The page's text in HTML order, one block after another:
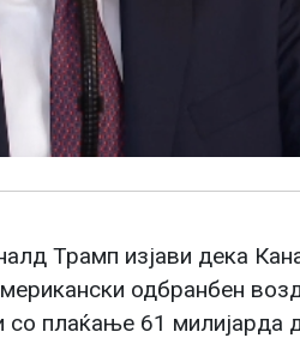
Трамп изјави дека
одбранбен
со плаќање 61 милијарда